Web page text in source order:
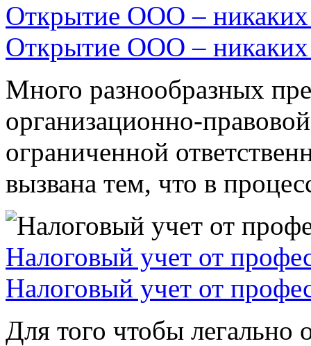
Открытие ООО – никаких
Открытие ООО – никаких
Много разнообразных
организационно-
ограниченной
вызвана тем, что в
Налоговый учет от
Налоговый учет от
Для того чтобы легально